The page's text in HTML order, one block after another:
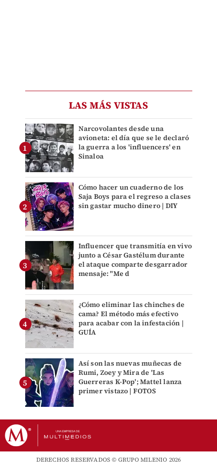
LAS MÁS VISTAS
Narcovolantes desde una
avioneta: el día que se le declaró
la guerra a los 'influencers' en
Sinaloa
Cómo hacer un cuaderno de los
Saja Boys para el regreso a clases
sin gastar mucho dinero | DIY
Influencer que transmitía en vivo
junto a César Gastélum durante
el ataque comparte desgarrador
mensaje: "Me d
¿Cómo eliminar las chinches de
cama? El método más efectivo
para acabar con la infestación |
GUÍA
Así son las nuevas muñecas de
Rumi, Zoey y Mira de 'Las
Guerreras K-Pop'; Mattel lanza
primer vistazo | FOTOS
DERECHOS RESERVADOS © GRUPO MILENIO 2026